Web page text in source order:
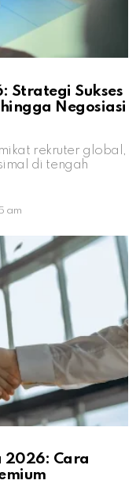
Strategi Sukses
Negosiasi
rekruter global,
di tengah
am
2026: Cara